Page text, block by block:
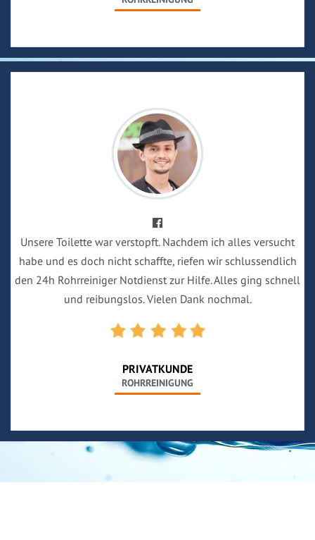
Unsere Toilette war verstopft. Nachdem ich alles versucht
habe und es doch nicht schaffte, riefen wir schlussendlich
den 24h Rohrreiniger Notdienst zur Hilfe. Alles ging schnell
und reibungslos. Vielen Dank nochmal.
PRIVATKUNDE
ROHRREINIGUNG